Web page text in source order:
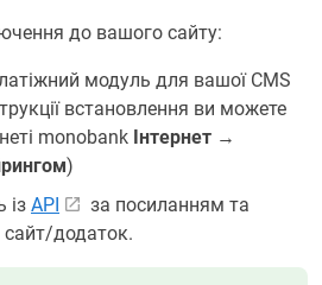
до вашого сайту:
модуль для вашої CMS
встановлення ви можете
monobank Інтернет →
)
із API
за посиланням та
сайт/додаток.